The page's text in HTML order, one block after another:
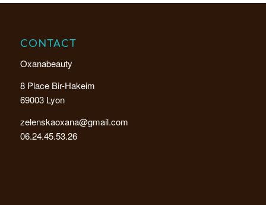
CONTACT
Oxanabeauty
8 Place Bir-Hakeim
69003 Lyon
zelenskaoxana@gmail.com
06.24.45.53.26